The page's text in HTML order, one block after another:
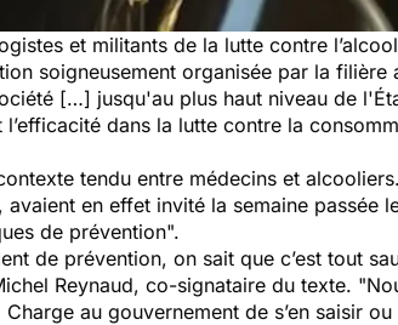
et militants de la lutte contre
soigneusement organisée par la
[…] jusqu'au plus haut niveau de
dans la lutte contre la
tendu entre médecins et
avaient en effet invité la semaine
de prévention".
de prévention, on sait que c’est tout
Reynaud, co-signataire du texte.
Charge au gouvernement de s’en saisir ou